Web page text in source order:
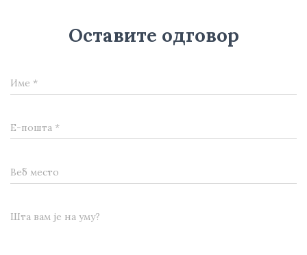
Оставите одговор
Име *
Е-пошта *
Веб место
Шта вам је на уму?